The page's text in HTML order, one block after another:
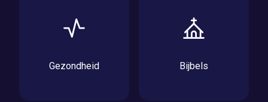
Gezondheid Bijbels